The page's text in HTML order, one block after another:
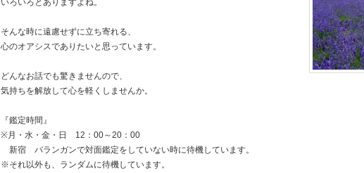
いろいろとありますよね。
そんな時に遠慮せずに立ち寄れる、
心のオアシスでありたいと思っています。
どんなお話でも驚きませんので、
気持ちを解放して心を軽くしませんか。
『鑑定時間』
※月・水・金・日 12：00～20：00
新宿 バランガンで対面鑑定をしていない時に待機しています。
※それ以外も、ランダムに待機しています。